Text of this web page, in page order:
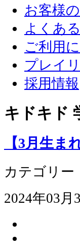
お客様
よくあ
ご利用
プレイ
採用情報
キドキド
【3月生
カテゴリー
2024年03月